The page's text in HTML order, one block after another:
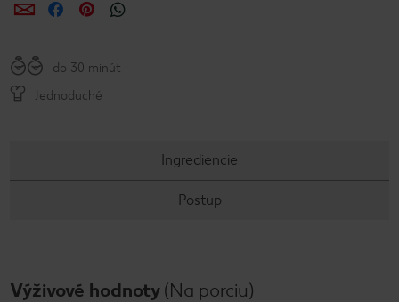
ZdieľaťZdieľaťZdieľať
do 30 minút
Jednoduché
Ingrediencie
Postup
Výživové hodnoty (Na porciu)